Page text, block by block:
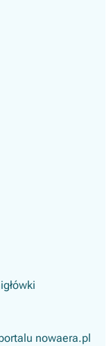
nowaera.pl